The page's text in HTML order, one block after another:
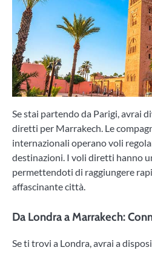
Se stai partendo da Parigi, avrai
diretti per Marrakech. Le
internazionali operano voli
destinazioni. I voli diretti hanno
permettendoti di raggiungere
affascinante città.
Da Londra a Marrakech:
Se ti trovi a Londra, avrai a